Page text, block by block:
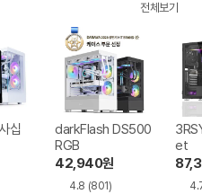
전체보기
십
darkFlash DS500
RGB
42,940원
4.8 (801)
et